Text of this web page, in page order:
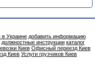
в Украине добавить информацию
должностные инструкции каталог
Киев Офисный переезд Киев
Киев Услуги грузчиков Киев